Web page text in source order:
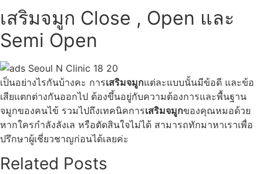
เสริมจมูก Close , Open และ
Semi Open
เป็นอย่างไรกันบ้างคะ การเสริมจมูกแต่ละแบบนั้นมีข้อดี และข้อ
เสียแตกต่างกันออกไป ต้องขึ้นอยู่กับความต้องการและพื้นฐาน
จมูกของคนไข้ รวมไปถึงเทคนิคการเสริมจมูกของคุณหมอด้วย
หากใครกำลังลังเล หรือตัดสินใจไม่ได้ สามารถทักมาหาเราเพื่อ
ปรึกษาผู้เชี่ยวชาญก่อนได้เลยค่ะ
Related Posts